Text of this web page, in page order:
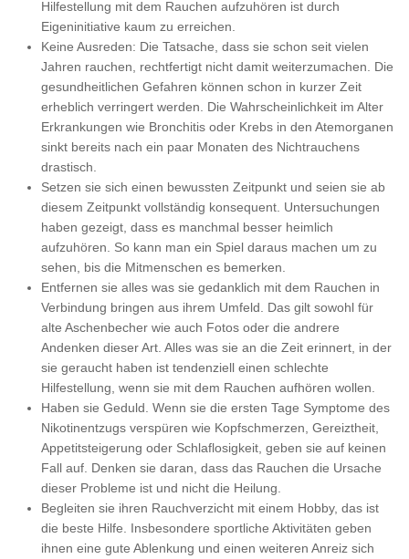
Hilfestellung mit dem Rauchen aufzuhören ist durch
Eigeninitiative kaum zu erreichen.
Keine Ausreden: Die Tatsache, dass sie schon seit vielen
Jahren rauchen, rechtfertigt nicht damit weiterzumachen. Die
gesundheitlichen Gefahren können schon in kurzer Zeit
erheblich verringert werden. Die Wahrscheinlichkeit im Alter
Erkrankungen wie Bronchitis oder Krebs in den Atemorganen
sinkt bereits nach ein paar Monaten des Nichtrauchens
drastisch.
Setzen sie sich einen bewussten Zeitpunkt und seien sie ab
diesem Zeitpunkt vollständig konsequent. Untersuchungen
haben gezeigt, dass es manchmal besser heimlich
aufzuhören. So kann man ein Spiel daraus machen um zu
sehen, bis die Mitmenschen es bemerken.
Entfernen sie alles was sie gedanklich mit dem Rauchen in
Verbindung bringen aus ihrem Umfeld. Das gilt sowohl für
alte Aschenbecher wie auch Fotos oder die andrere
Andenken dieser Art. Alles was sie an die Zeit erinnert, in der
sie geraucht haben ist tendenziell einen schlechte
Hilfestellung, wenn sie mit dem Rauchen aufhören wollen.
Haben sie Geduld. Wenn sie die ersten Tage Symptome des
Nikotinentzugs verspüren wie Kopfschmerzen, Gereiztheit,
Appetitsteigerung oder Schlaflosigkeit, geben sie auf keinen
Fall auf. Denken sie daran, dass das Rauchen die Ursache
dieser Probleme ist und nicht die Heilung.
Begleiten sie ihren Rauchverzicht mit einem Hobby, das ist
die beste Hilfe. Insbesondere sportliche Aktivitäten geben
ihnen eine gute Ablenkung und einen weiteren Anreiz sich